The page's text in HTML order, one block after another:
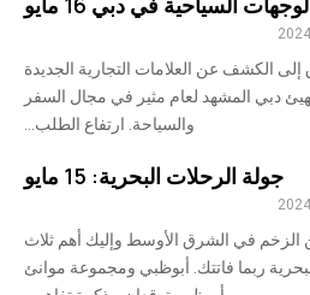
الكشف عن العلامات التجارية الجديدة
دبي المشهد لعام مثير في مجال السفر
والسياحة. ارتفاع الطلب...
جولة الرحلات البحرية: 15 مايو
في الشرق الأوسط وإليك أهم ثلاث
ربما فاتتك. أبوظبي ومجموعة موانئ